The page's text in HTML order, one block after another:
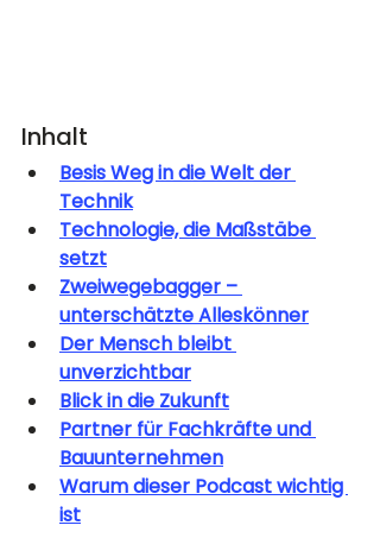
Inhalt
Besis Weg in die Welt der
Technik
Technologie, die Maßstäbe
setzt
Zweiwegebagger –
unterschätzte Alleskönner
Der Mensch bleibt
unverzichtbar
Blick in die Zukunft
Partner für Fachkräfte und
Bauunternehmen
Warum dieser Podcast wichtig
ist